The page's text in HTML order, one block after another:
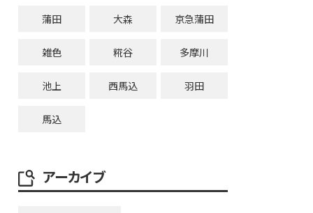
蒲田 大森 京急蒲田
雑色 糀谷 多摩川
池上 西馬込 羽田
馬込
アーカイブ